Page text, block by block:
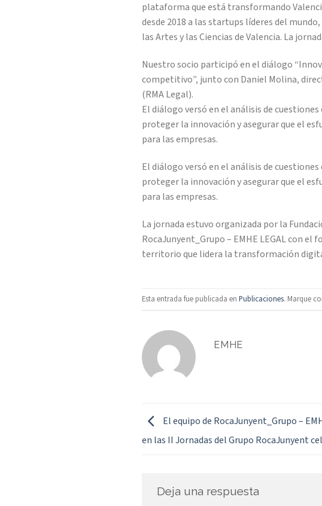
plataforma que está transformando
desde 2018 a las startups líderes del
las Artes y las Ciencias de Valencia. La
Nuestro socio participó en el diálogo
competitivo”, junto con Daniel Molina,
(RMA Legal).
El diálogo versó en el análisis de
proteger la innovación y asegurar que el
para las empresas.
El diálogo versó en el análisis de
proteger la innovación y asegurar que el
para las empresas.
La jornada estuvo organizada por la
RocaJunyent_Grupo – EMHE LEGAL con
territorio que lidera la transformación
Esta entrada fue publicada en Publicaciones. Marque
EMHE
El equipo de RocaJunyent_Grupo –
en las II Jornadas del Grupo RocaJunyent
Deja una respuesta